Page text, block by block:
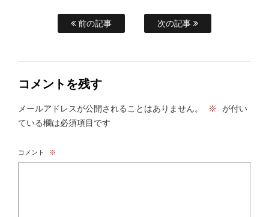
前の記事 次の記事
コメントを残す
メールアドレスが公開されることはありません。 ※
が付い
ている欄は必須項目です
コメント ※